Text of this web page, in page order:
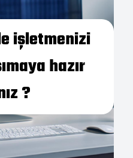
işletmenizi
hazır
?